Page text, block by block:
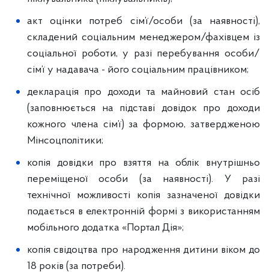
акт оцінки потреб сім’ї/особи (за наявності),
складений соціальним менеджером/фахівцем із
соціальної роботи, у разі перебування особи/
сім’ї у надавача - його соціальним працівником;
декларація про доходи та майновий стан осіб
(заповнюється на підставі довідок про доходи
кожного члена сім’ї) за формою, затвердженою
Мінсоцполітики;
копія довідки про взяття на облік внутрішньо
переміщеної особи (за наявності). У разі
технічної можливості копія зазначеної довідки
подається в електронній формі з використанням
мобільного додатка «Портал Дія»;
копія свідоцтва про народження дитини віком до
18 років (за потреби).